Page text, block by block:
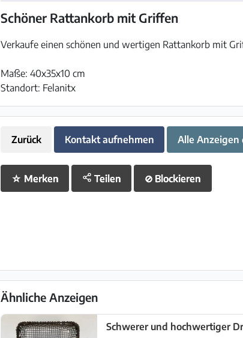
Schöner Rattankorb mit Griffen
Verkaufe einen schönen und wertigen Rattankorb mit
Maße: 40x35x10 cm
Standort: Felanitx
Zurück Kontakt aufnehmen Alle Anzeigen
☆ Merken Teilen ⊘ Blockieren
Ähnliche Anzeigen
Schwerer und hochwertiger